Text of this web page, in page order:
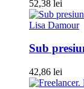
52,38 lei
Lisa Damour
Sub
42,86 lei